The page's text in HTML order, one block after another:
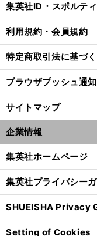
集英社ID・スポルテ
利用規約・会員規約
特定商取引法に基づ
ブラウザプッシュ通
サイトマップ
企業情報
集英社ホームページ
集英社プライバシー
SHUEISHA Privacy
Setting of Cookies